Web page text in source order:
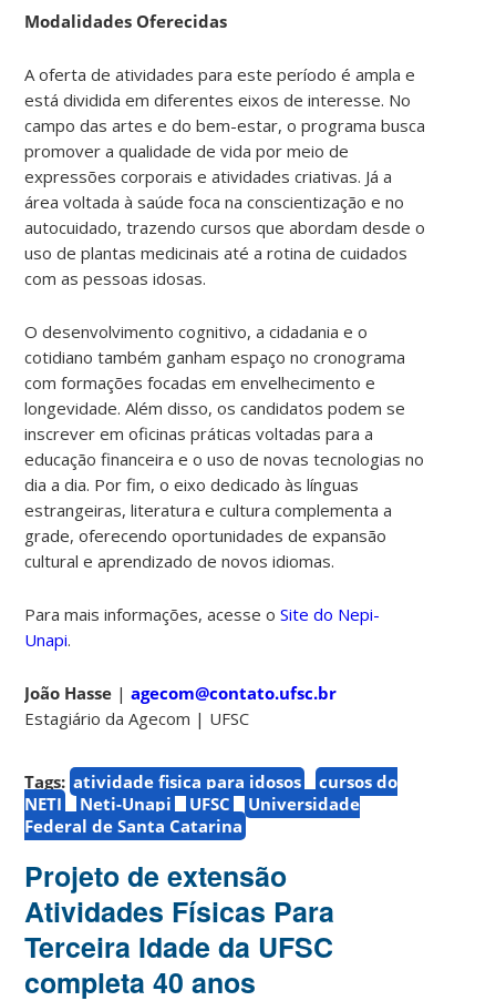
Modalidades Oferecidas
A oferta de atividades para este período é ampla e
está dividida em diferentes eixos de interesse. No
campo das artes e do bem-estar, o programa busca
promover a qualidade de vida por meio de
expressões corporais e atividades criativas. Já a
área voltada à saúde foca na conscientização e no
autocuidado, trazendo cursos que abordam desde o
uso de plantas medicinais até a rotina de cuidados
com as pessoas idosas.
O desenvolvimento cognitivo, a cidadania e o
cotidiano também ganham espaço no cronograma
com formações focadas em envelhecimento e
longevidade. Além disso, os candidatos podem se
inscrever em oficinas práticas voltadas para a
educação financeira e o uso de novas tecnologias no
dia a dia. Por fim, o eixo dedicado às línguas
estrangeiras, literatura e cultura complementa a
grade, oferecendo oportunidades de expansão
cultural e aprendizado de novos idiomas.
Para mais informações, acesse oSite do Nepi-
Unapi.
João Hasse |agecom@contato.ufsc.br
Estagiário da Agecom | UFSC
Tags: atividade fisica para idosos
cursos do
NETI
Neti-Unapi UFSC
Universidade
Federal de Santa Catarina
Projeto de extensão
Atividades Físicas Para
Terceira Idade da UFSC
completa 40 anos